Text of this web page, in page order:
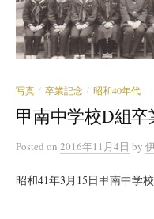
写真 / 卒業記念 / 昭和40年代
甲南中学校D組卒
Posted on 2016年11月4日 by
昭和41年3月15日甲南中学